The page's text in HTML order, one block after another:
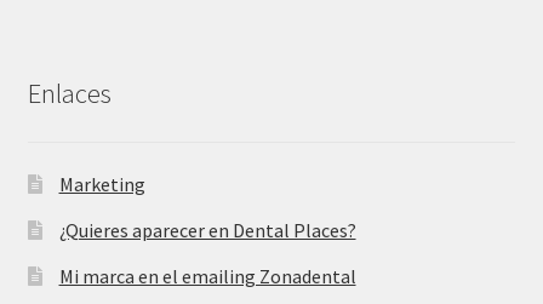
Enlaces
Marketing
¿Quieres aparecer en Dental Places?
Mi marca en el emailing Zonadental